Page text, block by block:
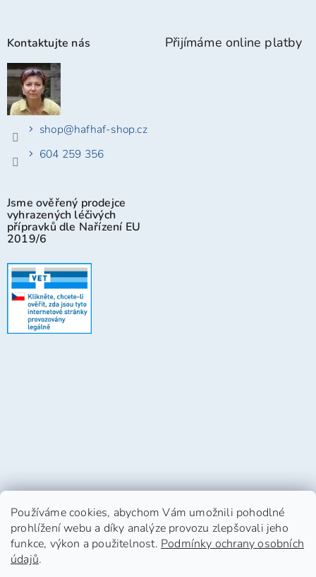
Používáme cookies, abychom Vám umožnili pohodlné
prohlížení webu a díky analýze provozu zlepšovali jeho
funkce, výkon a použitelnost. Podmínky ochrany osobních
údajů.
Kontaktujte nás
shop@hafhaf-shop.cz
604 259 356
Jsme ověřený prodejce
vyhrazených léčivých
přípravků dle Nařízení EU
2019/6
Přijímáme online platby